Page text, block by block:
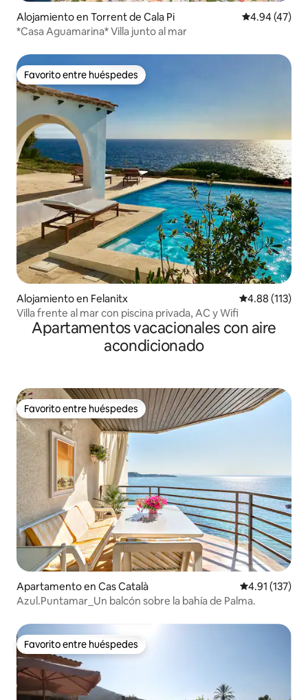
Alojamiento en Torrent de Cala Pi Calificación
4.94 (47)
*Casa Aguamarina* Villa junto al mar
Favorito entre huéspedes
Favorito entre huéspedes
Alojamiento en Felanitx Calificación
4.88 (113)
Villa frente al mar con piscina privada, AC y Wifi
Apartamentos vacacionales con aire
acondicionado
Favorito entre huéspedes
Favorito entre huéspedes
Apartamento en Cas Català Calificación
4.91 (137)
Azul.Puntamar_Un balcón sobre la bahía de Palma.
Favorito entre huéspedes
Favorito entre huéspedes